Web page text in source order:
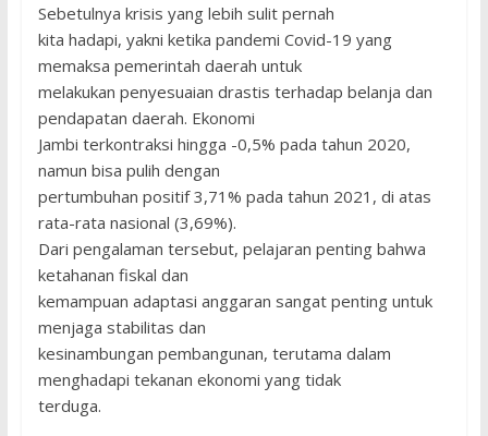
Sebetulnya krisis yang lebih sulit pernah
kita hadapi, yakni ketika pandemi Covid-19 yang
memaksa pemerintah daerah untuk
melakukan penyesuaian drastis terhadap belanja dan
pendapatan daerah. Ekonomi
Jambi terkontraksi hingga -0,5% pada tahun 2020,
namun bisa pulih dengan
pertumbuhan positif 3,71% pada tahun 2021, di atas
rata-rata nasional (3,69%).
Dari pengalaman tersebut, pelajaran penting bahwa
ketahanan fiskal dan
kemampuan adaptasi anggaran sangat penting untuk
menjaga stabilitas dan
kesinambungan pembangunan, terutama dalam
menghadapi tekanan ekonomi yang tidak
terduga.